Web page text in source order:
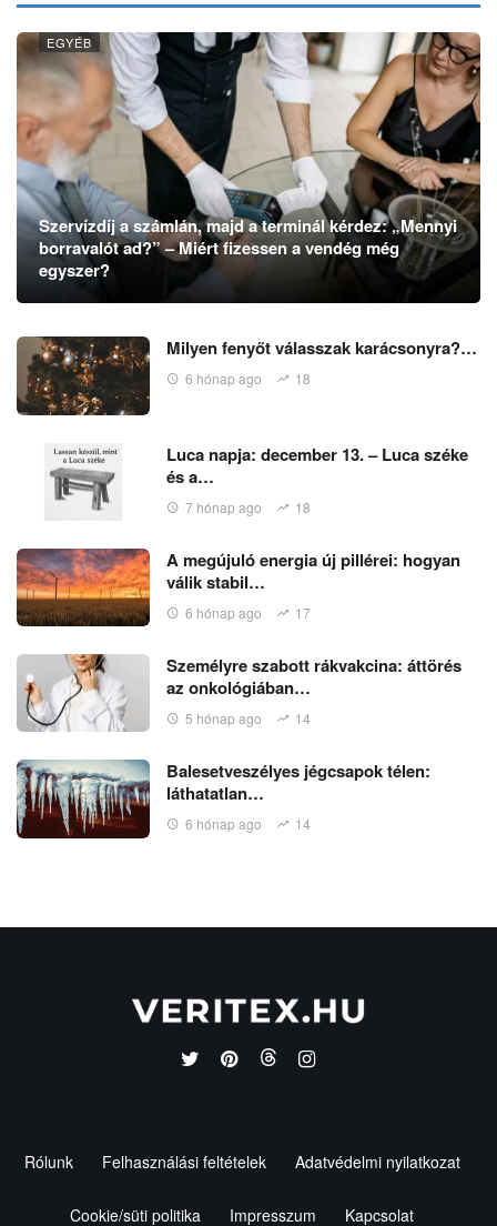
EGYÉB
Szervízdíj a számlán, majd a terminál kérdez: „Mennyi
borravalót ad?” – Miért fizessen a vendég még
egyszer?
Milyen fenyőt válasszak karácsonyra?…
6 hónap ago 18
Luca napja: december 13. – Luca széke
és a…
7 hónap ago 18
A megújuló energia új pillérei: hogyan
válik stabil…
6 hónap ago 17
Személyre szabott rákvakcina: áttörés
az onkológiában…
5 hónap ago 14
Balesetveszélyes jégcsapok télen:
láthatatlan…
6 hónap ago 14
Rólunk Felhasználási feltételek Adatvédelmi nyilatkozat
Cookie/süti politika Impresszum Kapcsolat